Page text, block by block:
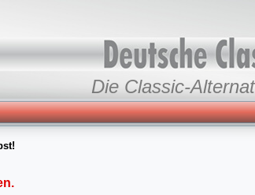
Die Classic-